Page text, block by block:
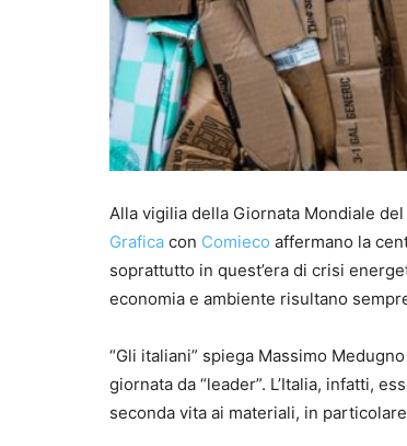
Alla vigilia della Giornata Mondiale
Grafica con Comieco affermano la
soprattutto in quest’era di crisi
economia e ambiente risultano
“Gli italiani” spiega Massimo
giornata da “leader”. L’Italia, infatti,
seconda vita ai materiali, in